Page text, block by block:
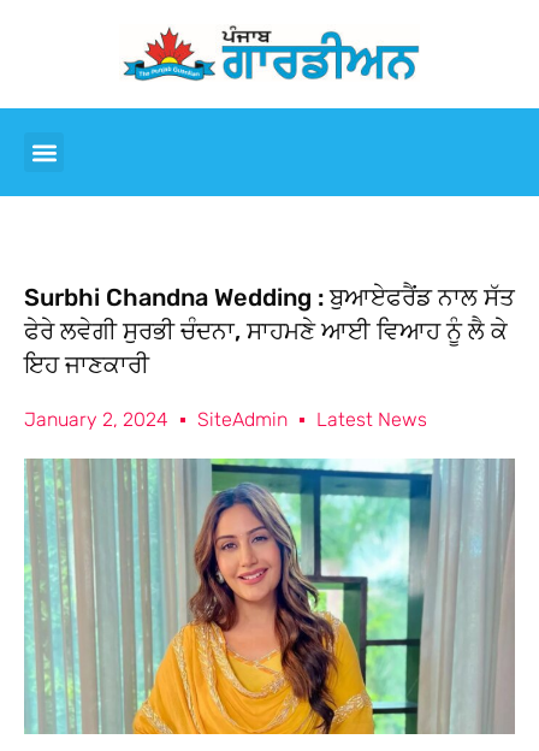
Surbhi Chandna Wedding : ਬੁਆਏਫਰੈਂਡ ਨਾਲ ਸੱਤ
ਫੇਰੇ ਲਵੇਗੀ ਸੁਰਭੀ ਚੰਦਨਾ, ਸਾਹਮਣੇ ਆਈ ਵਿਆਹ ਨੂੰ ਲੈ ਕੇ
ਇਹ ਜਾਣਕਾਰੀ
January 2, 2024 SiteAdmin Latest News